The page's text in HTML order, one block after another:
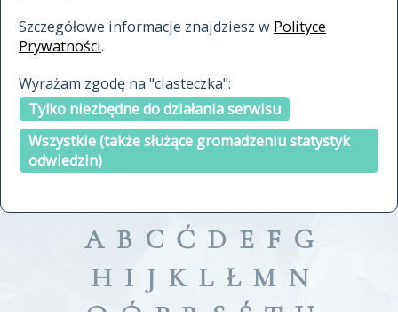
Szczegółowe informacje znajdziesz w Polityce
Prywatności.
Wyrażam zgodę na "ciasteczka":
Tylko niezbędne do działania serwisu
Wszystkie (także służące gromadzeniu statystyk
odwiedzin)
indeksie
a fronte
a tergo
A B C Ć D E F G
H I J K L Ł M N